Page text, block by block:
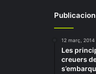
12 març, 2014
Les
creuers